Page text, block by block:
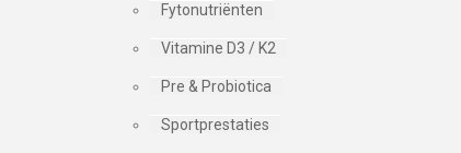
Fytonutriënten
Vitamine D3 / K2
Pre & Probiotica
Sportprestaties